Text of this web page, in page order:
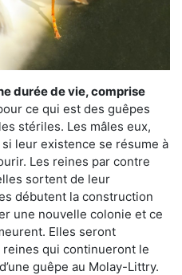
durée de vie, comprise
ce qui est des guêpes
stériles. Les mâles eux,
leur existence se résume à
Les reines par contre
sortent de leur
débutent la construction
une nouvelle colonie et ce
Elles seront
qui continueront le
guêpe au Molay-Littry.